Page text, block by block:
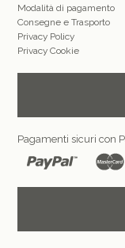
Modalità di pagamento
Consegne e Trasporto
Privacy Policy
Privacy Cookie
Pagamenti sicuri con